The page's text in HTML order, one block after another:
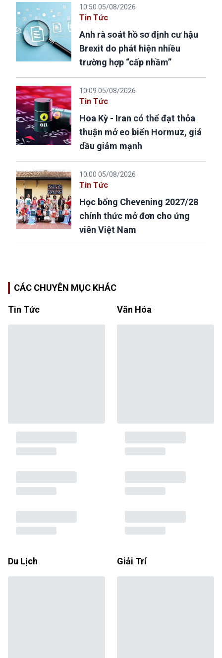
10:50 05/08/2026
Tin Tức
Anh rà soát hồ sơ định cư hậu
Brexit do phát hiện nhiều
trường hợp “cấp nhầm”
10:09 05/08/2026
Tin Tức
Hoa Kỳ - Iran có thể đạt thỏa
thuận mở eo biển Hormuz, giá
dầu giảm mạnh
10:00 05/08/2026
Tin Tức
Học bổng Chevening 2027/28
chính thức mở đơn cho ứng
viên Việt Nam
CÁC CHUYÊN MỤC KHÁC
Tin Tức Văn Hóa
Du Lịch Giải Trí